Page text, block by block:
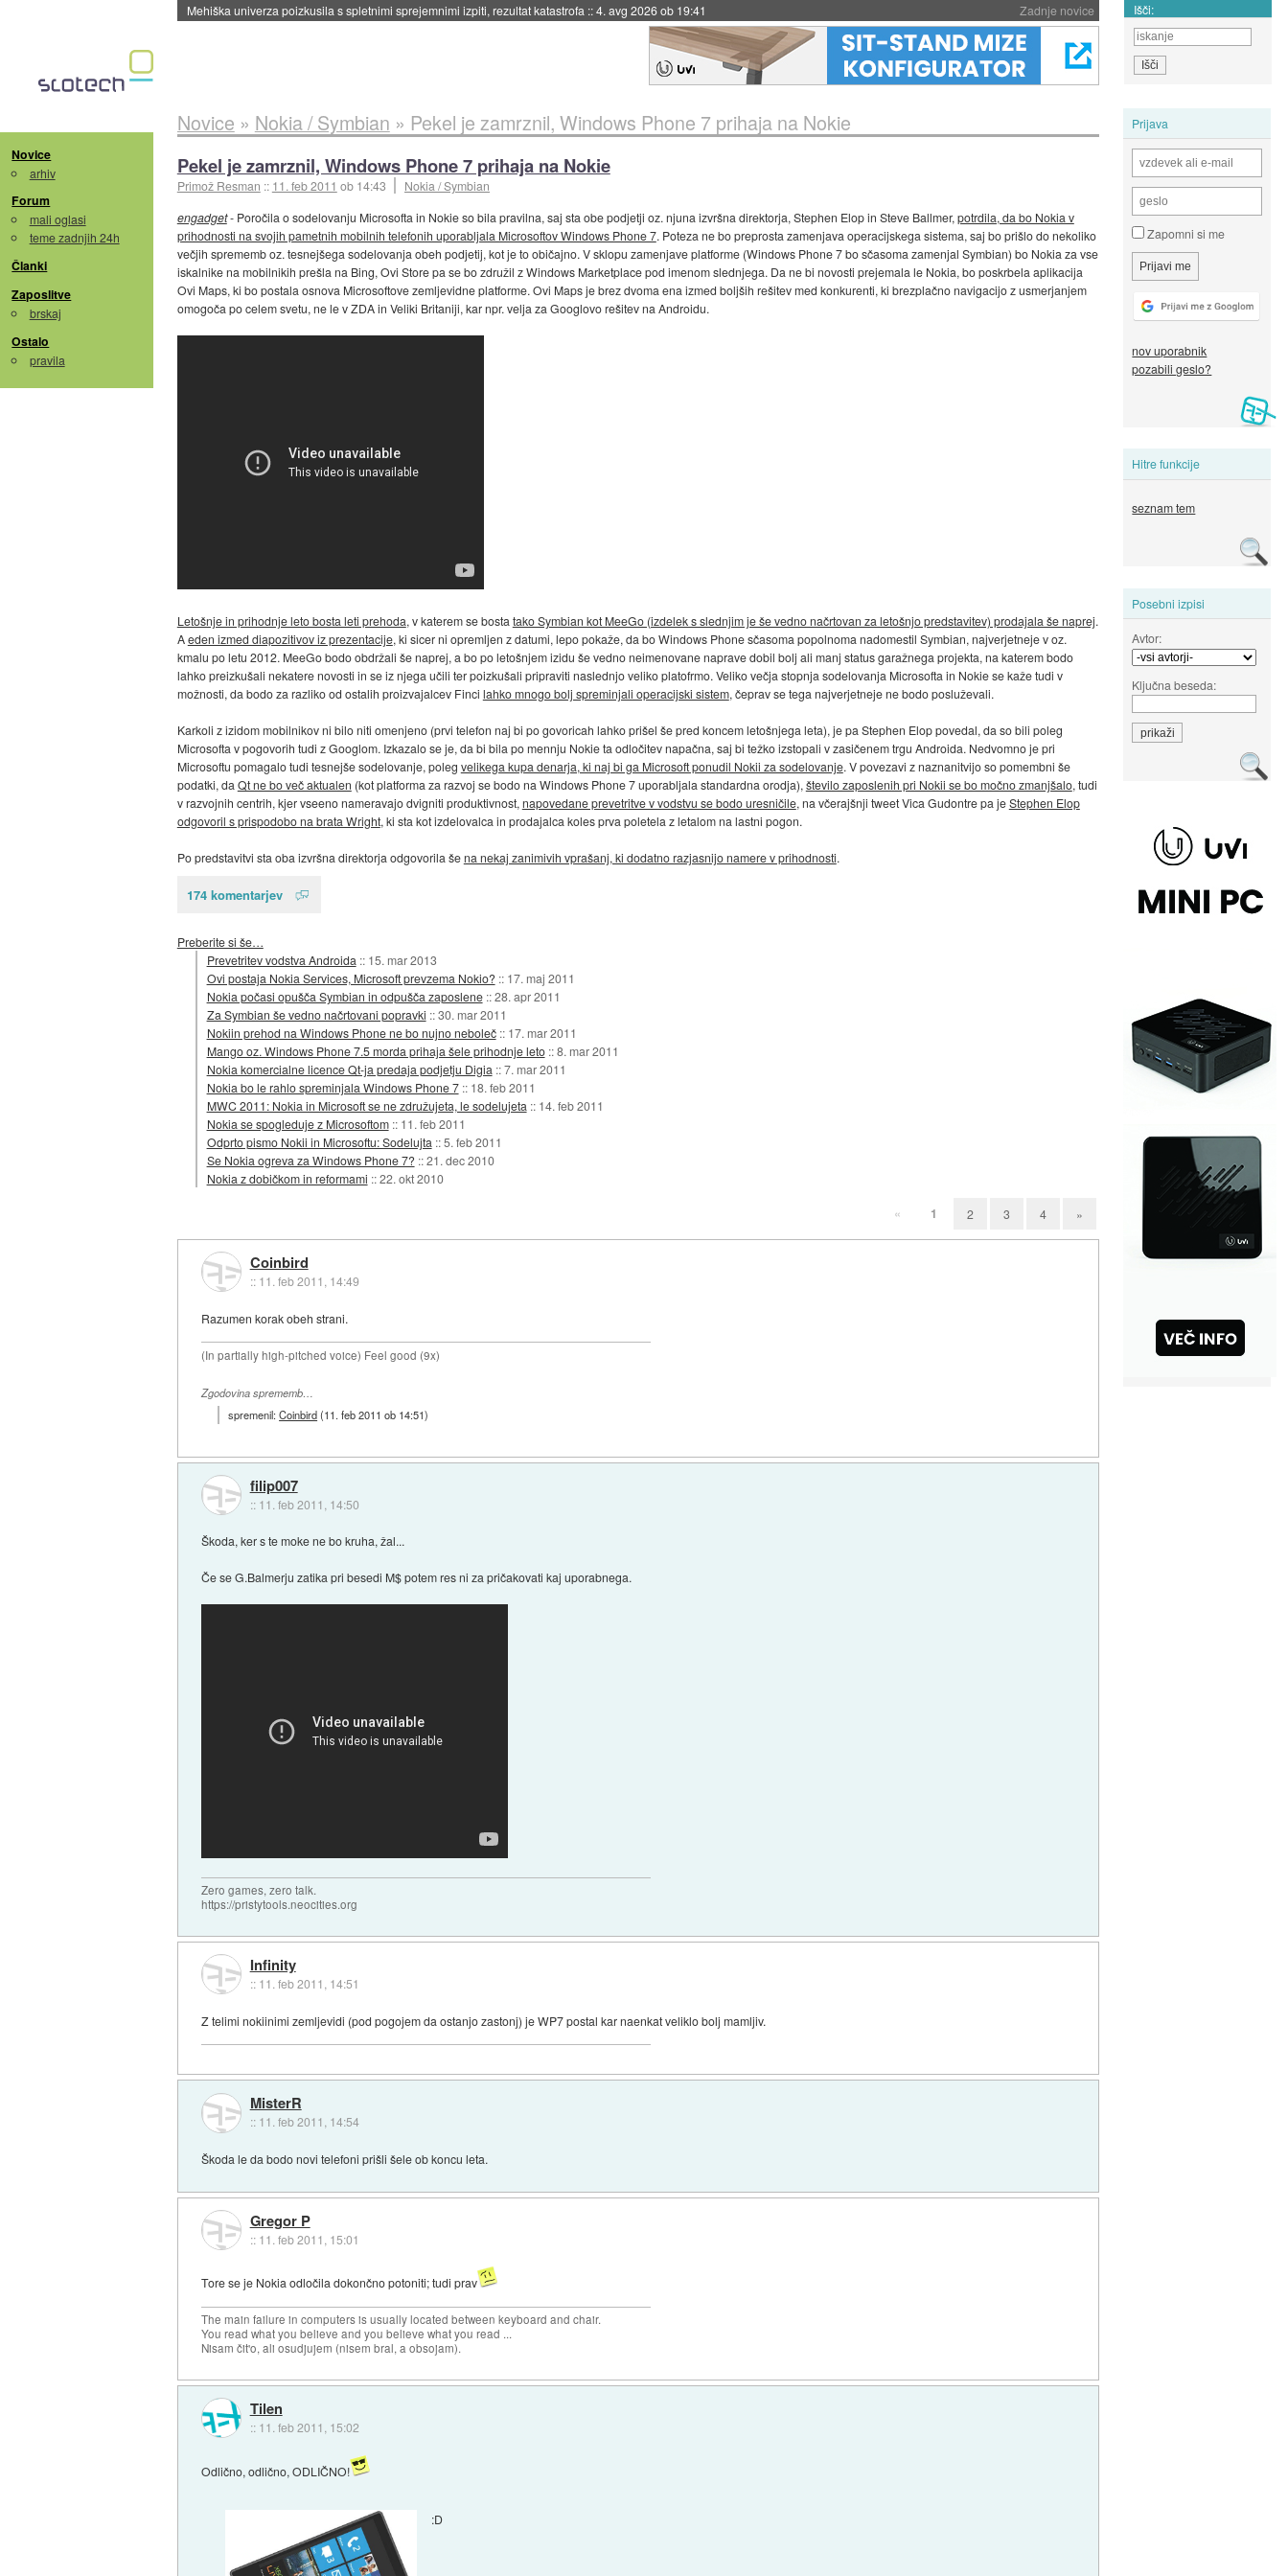
Zadnje novice
4. avg 2026 ob 19:41 Išči:
Novice
arhiv
Forum
mali oglasi
teme zadnjih 24h
Članki
Zaposlitve
brskaj
Ostalo
pravila
Prijava
Zapomni si me
nov uporabnik
pozabili geslo?
Hitre funkcije
seznam tem
Posebni izpisi
Avtor:
Ključna beseda:
Novice » Nokia / Symbian » Pekel je zamrznil, Windows Phone 7 prihaja na Nokie
Pekel je zamrznil, Windows Phone 7 prihaja na Nokie
Primož Resman :: 11. feb 2011 ob 14:43
Nokia / Symbian
engadget- Poročila o sodelovanju Microsofta in Nokie so bila pravilna, saj sta obe podjetji oz. njuna izvršna direktorja, Stephen Elop in Steve Ballmer, potrdila, da bo Nokia v
prihodnosti na svojih pametnih mobilnih telefonih uporabljala Microsoftov Windows Phone 7. Poteza ne bo preprosta zamenjava operacijskega sistema, saj bo prišlo do nekoliko
večjih sprememb oz. tesnejšega sodelovanja obeh podjetij, kot je to običajno. V sklopu zamenjave platforme (Windows Phone 7 bo sčasoma zamenjal Symbian) bo Nokia za vse
iskalnike na mobilnikih prešla na Bing, Ovi Store pa se bo združil z Windows Marketplace pod imenom slednjega. Da ne bi novosti prejemala le Nokia, bo poskrbela aplikacija
Ovi Maps, ki bo postala osnova Microsoftove zemljevidne platforme. Ovi Maps je brez dvoma ena izmed boljših rešitev med konkurenti, ki brezplačno navigacijo z usmerjanjem
omogoča po celem svetu, ne le v ZDA in Veliki Britaniji, kar npr. velja za Googlovo rešitev na Androidu.
Letošnje in prihodnje leto bosta leti prehoda, v katerem se bosta tako Symbian kot MeeGo (izdelek s slednjim je še vedno načrtovan za letošnjo predstavitev) prodajala še naprej.
Aeden izmed diapozitivov iz prezentacije, ki sicer ni opremljen z datumi, lepo pokaže, da bo Windows Phone sčasoma popolnoma nadomestil Symbian, najverjetneje v oz.
kmalu po letu 2012. MeeGo bodo obdržali še naprej, a bo po letošnjem izidu še vedno neimenovane naprave dobil bolj ali manj status garažnega projekta, na katerem bodo
lahko preizkušali nekatere novosti in se iz njega učili ter poizkušali pripraviti naslednjo veliko platofrmo. Veliko večja stopnja sodelovanja Microsofta in Nokie se kaže tudi v
možnosti, da bodo za razliko od ostalih proizvajalcev Finci lahko mnogo bolj spreminjali operacijski sistem, čeprav se tega najverjetneje ne bodo posluževali.
Karkoli z izidom mobilnikov ni bilo niti omenjeno (prvi telefon naj bi po govoricah lahko prišel še pred koncem letošnjega leta), je pa Stephen Elop povedal, da so bili poleg
Microsofta v pogovorih tudi z Googlom. Izkazalo se je, da bi bila po mennju Nokie ta odločitev napačna, saj bi težko izstopali v zasičenem trgu Androida. Nedvomno je pri
Microsoftu pomagalo tudi tesnejše sodelovanje, poleg velikega kupa denarja, ki naj bi ga Microsoft ponudil Nokii za sodelovanje. V povezavi z naznanitvijo so pomembni še
podatki, da Qt ne bo več aktualen (kot platforma za razvoj se bodo na Windows Phone 7 uporabljala standardna orodja), število zaposlenih pri Nokii se bo močno zmanjšalo, tudi
v razvojnih centrih, kjer vseeno nameravajo dvigniti produktivnost, napovedane prevetritve v vodstvu se bodo uresničile, na včerajšnji tweet Vica Gudontre pa jeStephen Elop
odgovoril s prispodobo na brata Wright, ki sta kot izdelovalca in prodajalca koles prva poletela z letalom na lastni pogon.
Po predstavitvi sta oba izvršna direktorja odgovorila šena nekaj zanimivih vprašanj, ki dodatno razjasnijo namere v prihodnosti.
174 komentarjev
Preberite si še…
Prevetritev vodstva Androida :: 15. mar 2013
Ovi postaja Nokia Services, Microsoft prevzema Nokio? :: 17. maj 2011
Nokia počasi opušča Symbian in odpušča zaposlene ::28. apr 2011
Za Symbian še vedno načrtovani popravki ::30. mar 2011
Nokiin prehod na Windows Phone ne bo nujno neboleč :: 17. mar 2011
Mango oz. Windows Phone 7.5 morda prihaja šele prihodnje leto ::8. mar 2011
Nokia komercialne licence Qt-ja predaja podjetju Digia ::7. mar 2011
Nokia bo le rahlo spreminjala Windows Phone 7 :: 18. feb 2011
MWC 2011: Nokia in Microsoft se ne združujeta, le sodelujeta :: 14. feb 2011
Nokia se spogleduje z Microsoftom :: 11. feb 2011
Odprto pismo Nokii in Microsoftu: Sodelujta ::5. feb 2011
Se Nokia ogreva za Windows Phone 7? ::21. dec 2010
Nokia z dobičkom in reformami ::22. okt 2010
« 1 2 3 4 »
Coinbird
:: 11. feb 2011, 14:49
Razumen korak obeh strani.
(In partially high-pitched voice) Feel good (9x)
Zgodovina sprememb…
spremenil:Coinbird(11. feb 2011 ob 14:51)
filip007
:: 11. feb 2011, 14:50
Škoda, ker s te moke ne bo kruha, žal...
Če se G.Balmerju zatika pri besedi M$ potem res ni za pričakovati kaj uporabnega.
Zero games, zero talk.
https://pristytools.neocities.org
Infinity
:: 11. feb 2011, 14:51
Z telimi nokiinimi zemljevidi (pod pogojem da ostanjo zastonj) je WP7 postal kar naenkat veliklo bolj mamljiv.
MisterR
:: 11. feb 2011, 14:54
Škoda le da bodo novi telefoni prišli šele ob koncu leta.
Gregor P
:: 11. feb 2011, 15:01
Tore se je Nokia odločila dokončno potoniti; tudi prav
The main failure in computers is usually located between keyboard and chair.
You read what you believe and you believe what you read ...
Nisam čit'o, ali osudjujem (nisem bral, a obsojam).
Tilen
:: 11. feb 2011, 15:02
Odlično, odlično, ODLIČNO!
:D